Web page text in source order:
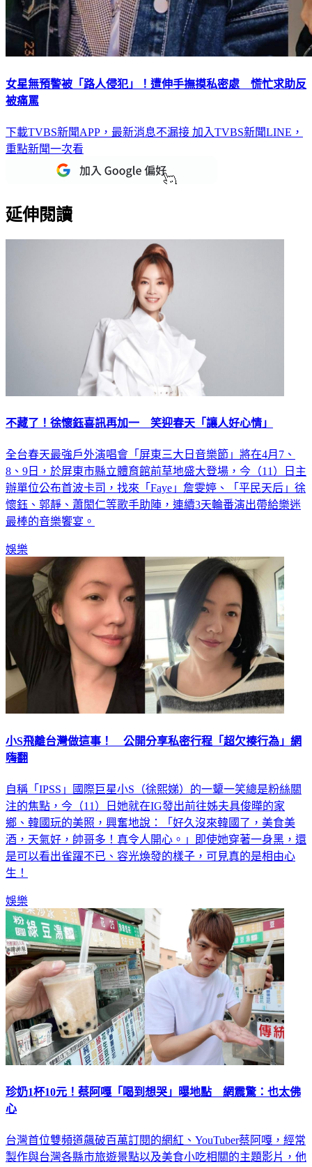
女星無預警被「路人侵犯」！遭伸手撫摸私密處 慌忙求助反
被痛罵
下載TVBS新聞APP，最新消息不漏接 加入TVBS新聞LINE，
重點新聞一次看
延伸閱讀
不藏了！徐懷鈺喜訊再加一 笑迎春天「讓人好心情」
全台春天最強戶外演唱會「屏東三大日音樂節」將在4月7、
8、9日，於屏東市縣立體育館前草地盛大登場，今（11）日主
辦單位公布首波卡司，找來「Faye」詹雯婷、「平民天后」徐
懷鈺、郭靜、蕭閎仁等歌手助陣，連續3天輪番演出帶給樂迷
最棒的音樂饗宴。
娛樂
小S飛離台灣做這事！ 公開分享私密行程「超欠揍行為」網
嗨翻
自稱「IPSS」國際巨星小S（徐熙娣）的一顰一笑總是粉絲關
注的焦點，今（11）日她就在IG發出前往姊夫具俊曄的家
鄉、韓國玩的美照，興奮地說：「好久沒來韓國了，美食美
酒，天氣好，帥哥多！真令人開心。」即使她穿著一身黑，還
是可以看出雀躍不已、容光煥發的樣子，可見真的是相由心
生！
娛樂
珍奶1杯10元！蔡阿嘎「喝到想哭」曝地點 網震驚：也太佛
心
台灣首位雙頻道飆破百萬訂閱的網紅、YouTuber蔡阿嘎，經常
製作與台灣各縣市旅遊景點以及美食小吃相關的主題影片，他